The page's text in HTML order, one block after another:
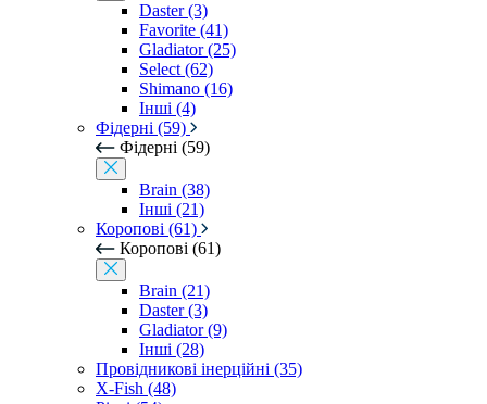
Daster (3)
Favorite (41)
Gladiator (25)
Select (62)
Shimano (16)
Інші (4)
Фідерні (59)
Фідерні (59)
Brain (38)
Інші (21)
Коропові (61)
Коропові (61)
Brain (21)
Daster (3)
Gladiator (9)
Інші (28)
Провідникові інерційні (35)
X-Fish (48)